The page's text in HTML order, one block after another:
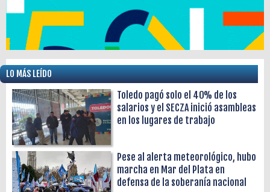
LO MÁS LEÍDO
Toledo pagó solo el 40% de los
salarios y el SECZA inició asambleas
en los lugares de trabajo
Pese al alerta meteorológico, hubo
marcha en Mar del Plata en
defensa de la soberanía nacional